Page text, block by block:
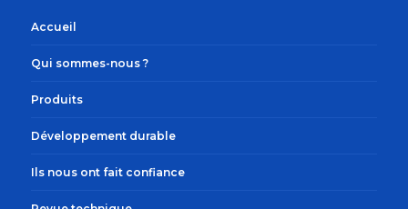
Accueil
Qui sommes-nous ?
Produits
Développement durable
Ils nous ont fait confiance